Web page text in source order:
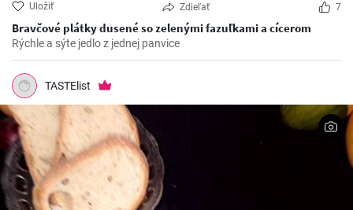
Uložiť Zdieľať 7
Bravčové plátky dusené so zelenými fazuľkami a cícerom
Rýchle a sýte jedlo z jednej panvice
TASTElist